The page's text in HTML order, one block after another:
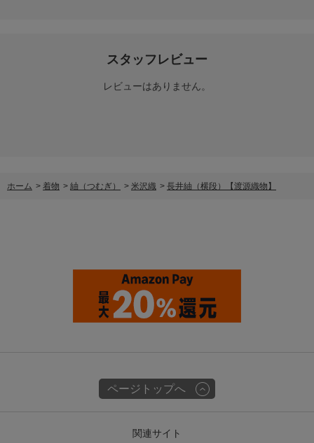
スタッフレビュー
レビューはありません。
ホーム > 着物 > 紬（つむぎ） > 米沢織 > 長井紬（横段）【渡源織物】
ページトップへ
関連サイト